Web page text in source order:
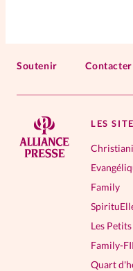
Soutenir Contacter
LES
Family
Les
Family-
Quart